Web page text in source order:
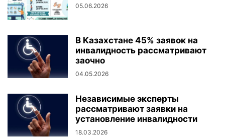
05.06.2026
В Казахстане 45% заявок на
инвалидность рассматривают
заочно
04.05.2026
Независимые эксперты
рассматривают заявки на
установление инвалидности
18.03.2026